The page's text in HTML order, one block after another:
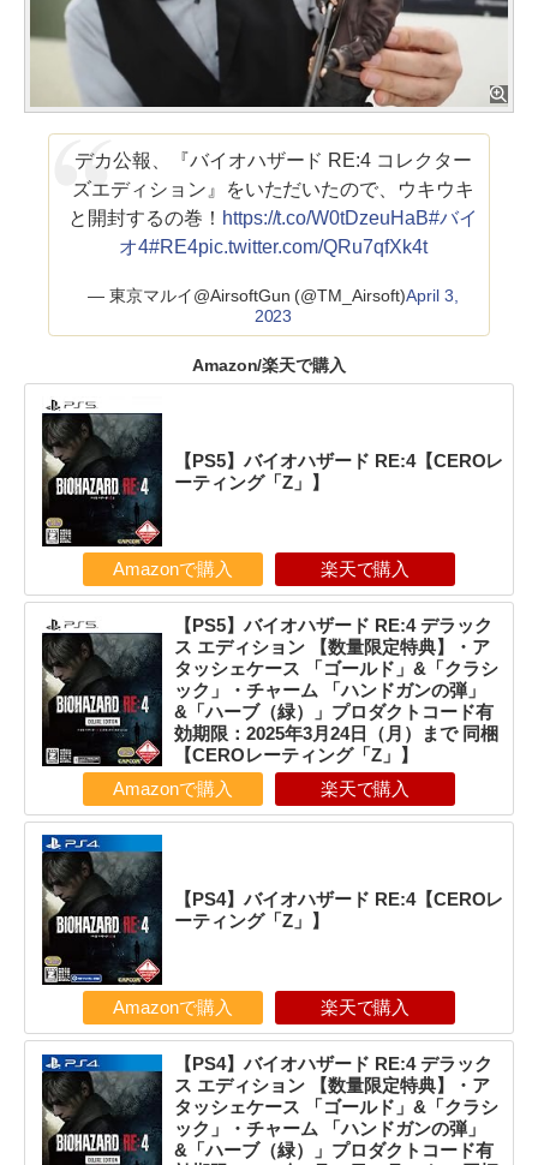
デカ公報、『バイオハザード RE:4 コレクター
ズエディション』をいただいたので、ウキウキ
と開封するの巻！ https://t.co/W0tDzeuHaB#バイ
オ4#RE4pic.twitter.com/QRu7qfXk4t
— 東京マルイ@AirsoftGun (@TM_Airsoft)April 3,
2023
Amazon/楽天で購入
【PS5】バイオハザード RE:4【CEROレ
ーティング「Z」】
Amazonで購入 楽天で購入
【PS5】バイオハザード RE:4 デラック
ス エディション 【数量限定特典】・ア
タッシェケース 「ゴールド」&「クラシ
ック」・チャーム 「ハンドガンの弾」
&「ハーブ（緑）」プロダクトコード有
効期限：2025年3月24日（月）まで 同梱
【CEROレーティング「Z」】
Amazonで購入 楽天で購入
【PS4】バイオハザード RE:4【CEROレ
ーティング「Z」】
Amazonで購入 楽天で購入
【PS4】バイオハザード RE:4 デラック
ス エディション 【数量限定特典】・ア
タッシェケース 「ゴールド」&「クラシ
ック」・チャーム 「ハンドガンの弾」
&「ハーブ（緑）」プロダクトコード有